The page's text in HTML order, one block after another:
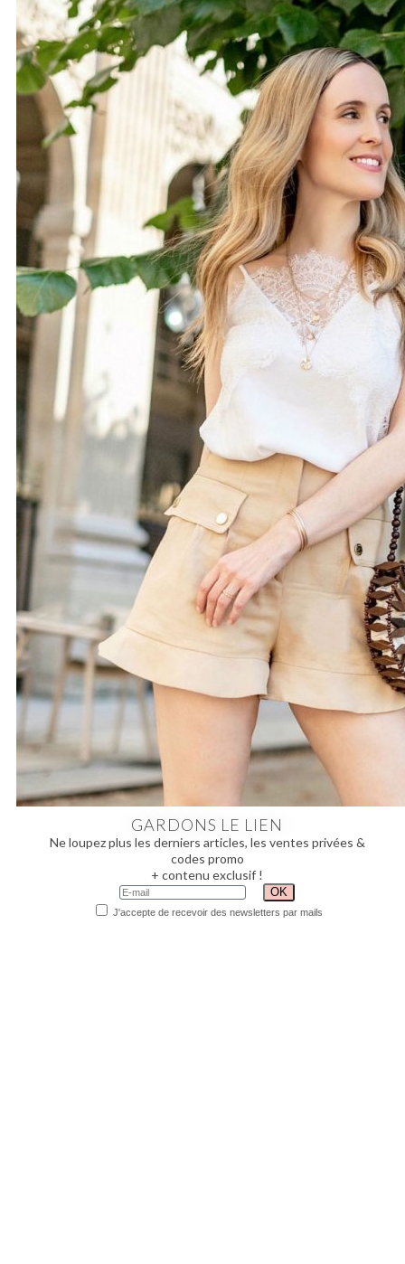
GARDONS LE LIEN
Ne loupez plus les derniers articles, les ventes privées &
codes promo
+ contenu exclusif !
J'accepte de recevoir des newsletters par mails